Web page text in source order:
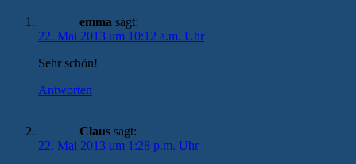
emma sagt:
22. Mai 2013 um 10:12 a.m. Uhr
Sehr schön!
Antworten
Claus sagt:
22. Mai 2013 um 1:28 p.m. Uhr